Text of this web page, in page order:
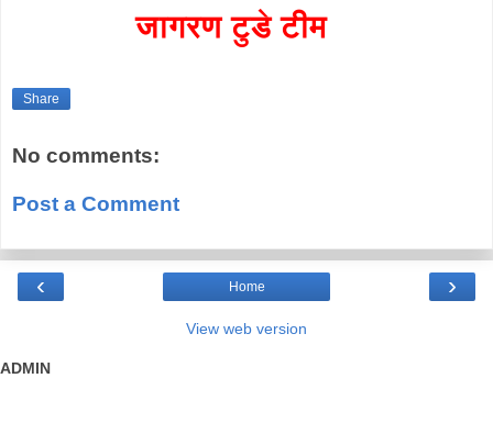
जागरण टुडे टीम
Share
No comments:
Post a Comment
‹ ›
Home
View web version
ADMIN